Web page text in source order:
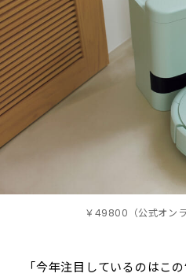
￥49800（公式オンラ
「今年注目しているのはこ